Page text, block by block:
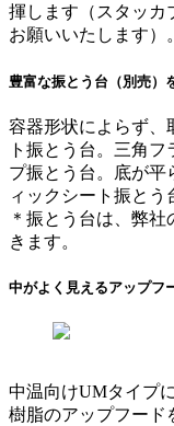
揮します（スタッカ
お願いいたします）。
豊富な振とう台（別売）
容器形状によらず、
ト振とう台。三角
プ振とう台。底が平
ィックシート振とう
＊振とう台は、弊
きます。
中がよく見えるアップフ
中温向けUMタイプ
樹脂のアップフード